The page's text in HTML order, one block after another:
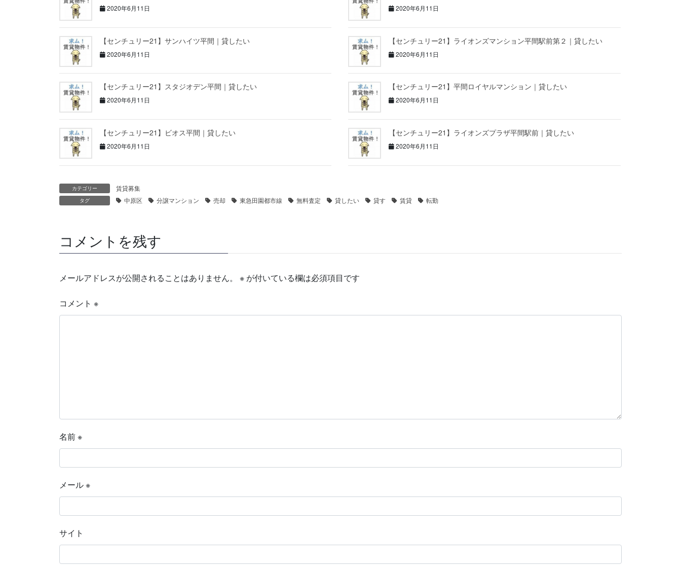
2020年6月11日 2020年6月11日
【センチュリー21】サンハイツ平間｜貸したい
2020年6月11日
【センチュリー21】ライオンズマンション平間駅前第２｜貸したい
2020年6月11日
【センチュリー21】スタジオデン平間｜貸したい
2020年6月11日
【センチュリー21】平間ロイヤルマンション｜貸したい
2020年6月11日
【センチュリー21】ビオス平間｜貸したい
2020年6月11日
【センチュリー21】ライオンズプラザ平間駅前｜貸したい
2020年6月11日
カテゴリー 賃貸募集
タグ 中原区 分譲マンション 売却 東急田園都市線 無料査定 貸したい 貸す 賃貸 転勤
コメントを残す
メールアドレスが公開されることはありません。 ※ が付いている欄は必須項目です
コメント ※
名前※
メール※
サイト